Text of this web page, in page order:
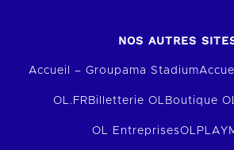
NOS AUTRES
Accueil – Groupama Stadium
OL.FR Billetterie OL Boutique OL
OL EntreprisesOLPLAY